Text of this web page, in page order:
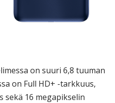
on suuri 6,8 tuuman
on Full HD+ -tarkkuus,
sekä 16 megapikselin